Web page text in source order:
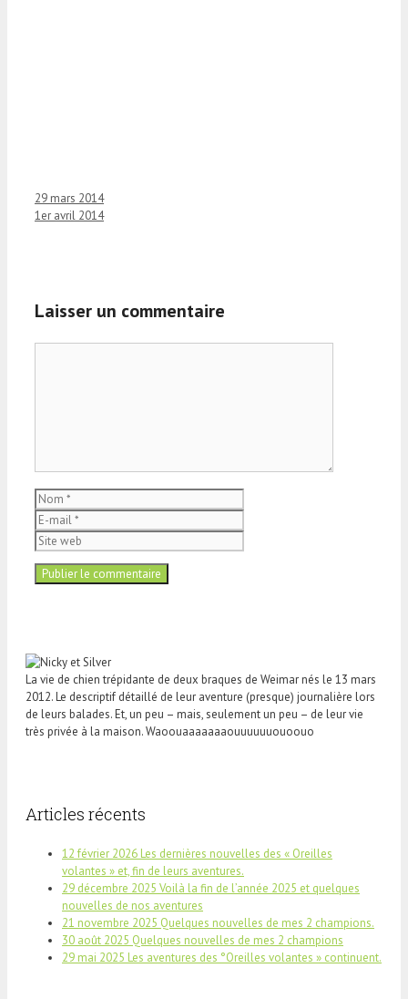
29 mars 2014
1er avril 2014
Laisser un commentaire
Nom
mail
web
La vie de chien trépidante de deux braques de Weimar nés le 13 mars
2012. Le descriptif détaillé de leur aventure (presque) journalière lors
de leurs balades. Et, un peu – mais, seulement un peu – de leur vie
très privée à la maison. Waoouaaaaaaaouuuuuuouoouo
Articles récents
12 février 2026 Les dernières nouvelles des « Oreilles
volantes » et, fin de leurs aventures.
29 décembre 2025 Voilà la fin de l’année 2025 et quelques
nouvelles de nos aventures
21 novembre 2025 Quelques nouvelles de mes 2 champions.
30 août 2025 Quelques nouvelles de mes 2 champions
29 mai 2025 Les aventures des °Oreilles volantes » continuent.